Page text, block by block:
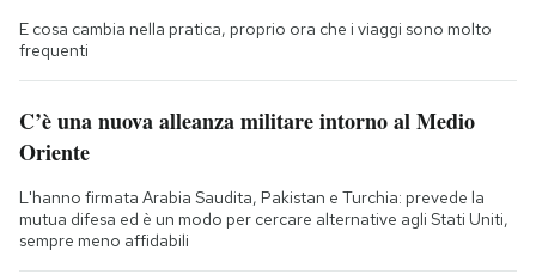
E cosa cambia nella pratica, proprio ora che i viaggi sono molto
frequenti
C’è una nuova alleanza militare intorno al Medio
Oriente
L'hanno firmata Arabia Saudita, Pakistan e Turchia: prevede la
mutua difesa ed è un modo per cercare alternative agli Stati Uniti,
sempre meno affidabili